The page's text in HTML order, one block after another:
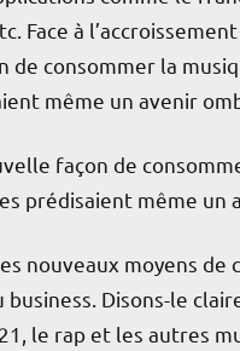
Face à
consommer la
même un avenir
façon de
prédisaient même
nouveaux moyens de
business. Disons-le
le rap et les autres